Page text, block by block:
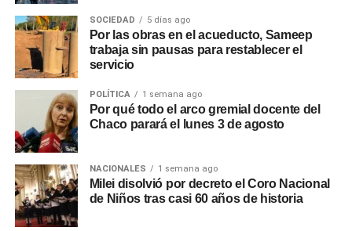
SOCIEDAD 5 días ago
Por las obras en el acueducto, Sameep
trabaja sin pausas para restablecer el
servicio
POLÍTICA 1 semana ago
Por qué todo el arco gremial docente del
Chaco parará el lunes 3 de agosto
NACIONALES 1 semana ago
Milei disolvió por decreto el Coro Nacional
de Niños tras casi 60 años de historia